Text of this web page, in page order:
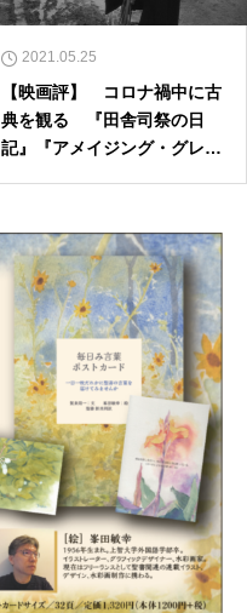
2021.05.25
【映画評】 コロナ禍中に古
典を観る 『田舎司祭の日
記』『アメイジング・グレイ
ド傑作選２」「カトリーヌ・
スパーク特集上映」